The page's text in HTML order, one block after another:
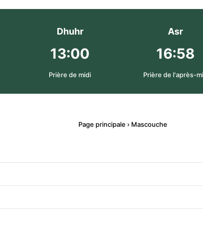
Dhuhr
13:00
Prière de midi
Asr
16:58
Prière de l'après-
Page principale › Mascouche